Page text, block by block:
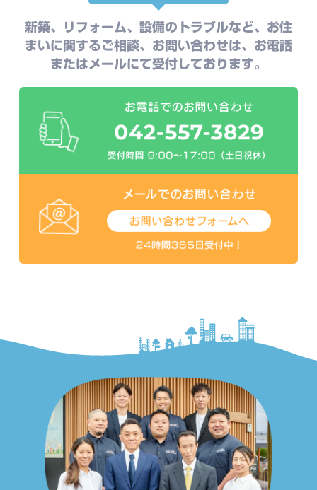
新築、リフォーム、設備のトラブルなど、お住
まいに関するご相談、お問い合わせは、お電話
またはメールにて受付しております。